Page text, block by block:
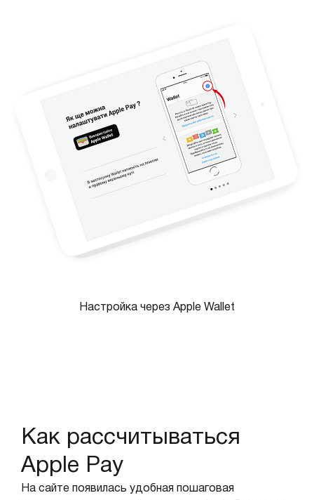
Настройка через Apple Wallet
Как рассчитываться
Apple Pay
На сайте появилась удобная пошаговая